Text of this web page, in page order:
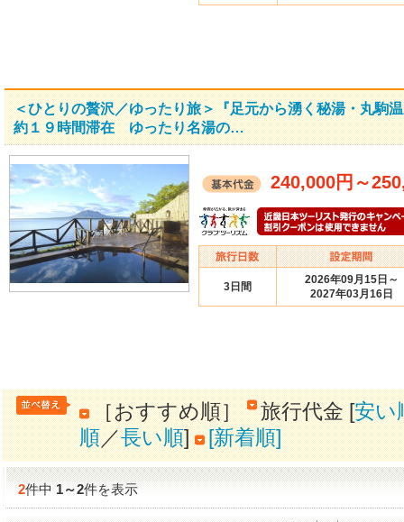
＜ひとりの贅沢／ゆったり旅＞『足元から湧く秘湯・丸駒
約１９時間滞在 ゆったり名湯の…
240,000円 ～
3日間
2026年09月15日～
2027年03月16日
［おすすめ順］ 旅行代金 [安い
順／長い順] [新着順]
2件中1～2件を表示